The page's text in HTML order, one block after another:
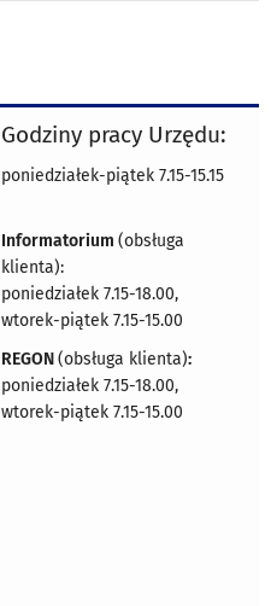
Godziny pracy Urzędu:
poniedziałek-piątek 7.15-15.15
Informatorium (obsługa
klienta):
poniedziałek 7.15-18.00,
wtorek-piątek 7.15-15.00
REGON(obsługa klienta):
poniedziałek 7.15-18.00,
wtorek-piątek 7.15-15.00